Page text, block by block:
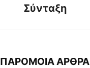
Σύνταξη
ΠΑΡΟΜΟΙΑ ΑΡΘΡΑ